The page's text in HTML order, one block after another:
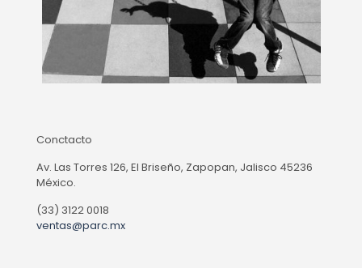
Conctacto
Av. Las Torres 126, El Briseño, Zapopan, Jalisco 45236
México.
(33) 3122 0018
ventas@parc.mx